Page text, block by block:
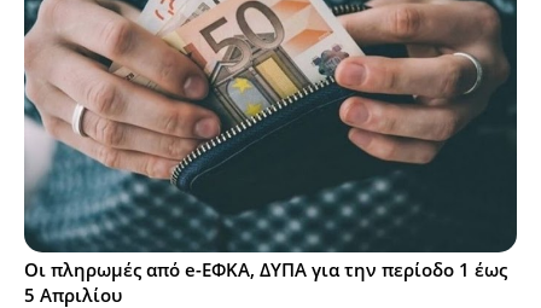
Οι πληρωμές από e-ΕΦΚΑ, ΔΥΠΑ για την περίοδο 1 έως
5 Απριλίου